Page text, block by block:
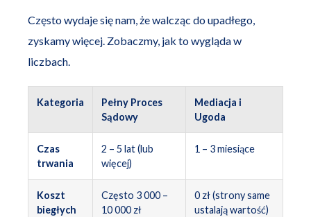
Często wydaje się nam, że walcząc do upadłego,
zyskamy więcej. Zobaczmy, jak to wygląda w
liczbach.
Kategoria
Pełny Proces
Sądowy
Mediacja i
Ugoda
Czas
trwania
2 – 5 lat (lub
więcej)
1 – 3 miesiące
Koszt
biegłych
Często 3 000 –
10 000 zł
0 zł (strony same
ustalają wartość)